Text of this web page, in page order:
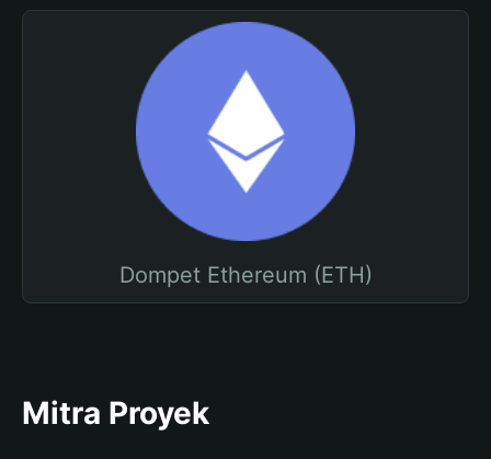
Dompet Ethereum (ETH)
Mitra Proyek